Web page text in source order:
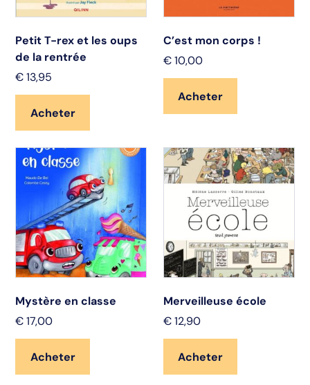
Petit T-rex et les oups
de la rentrée
€ 13,95
Acheter
C’est mon corps !
€ 10,00
Acheter
Mystère en classe
€ 17,00
Acheter
Merveilleuse école
€ 12,90
Acheter